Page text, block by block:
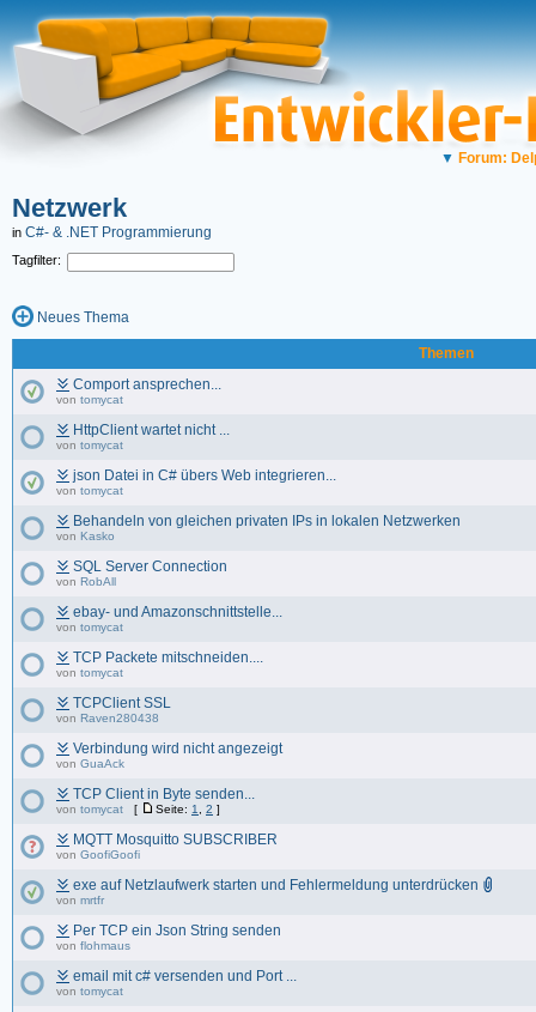
▼ Forum:
Netzwerk
in C#- & .NET Programmierung
Tagfilter:
Neues Thema
Themen
Comport ansprechen...
von tomycat
HttpClient wartet nicht ...
von tomycat
json Datei in C# übers Web integrieren...
von tomycat
Behandeln von gleichen privaten IPs in lokalen Netzwerken
von Kasko
SQL Server Connection
von RobAll
ebay- und Amazonschnittstelle...
von tomycat
TCP Packete mitschneiden....
von tomycat
TCPClient SSL
von Raven280438
Verbindung wird nicht angezeigt
von GuaAck
TCP Client in Byte senden...
von tomycat [ Seite: 1 2 ]
MQTT Mosquitto SUBSCRIBER
von GoofiGoofi
exe auf Netzlaufwerk starten und Fehlermeldung unterdrücken
von mrtfr
Per TCP ein Json String senden
von flohmaus
email mit c# versenden und Port ...
von tomycat